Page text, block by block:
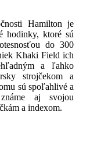
Hamilton je
hodinky, ktoré sú
do 300
Khaki Field ich
a ľahko
strojčekom a
sú spoľahlivé a
aj svojou
a indexom.